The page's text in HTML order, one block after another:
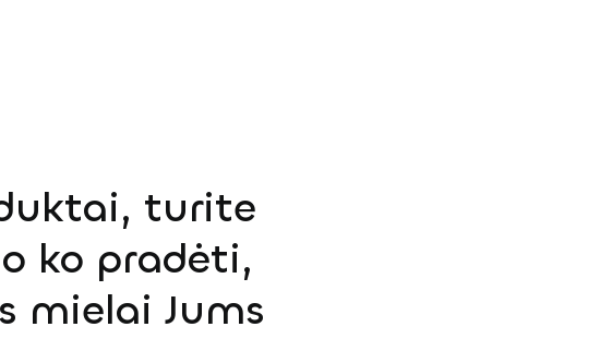
turite
ko pradėti,
mielai Jums